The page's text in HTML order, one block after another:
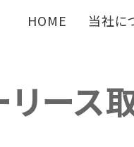
HOME 当社に
リース